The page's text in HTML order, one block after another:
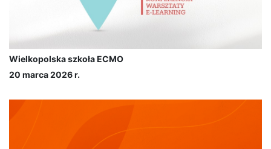
Wielkopolska szkoła ECMO
20 marca 2026 r.